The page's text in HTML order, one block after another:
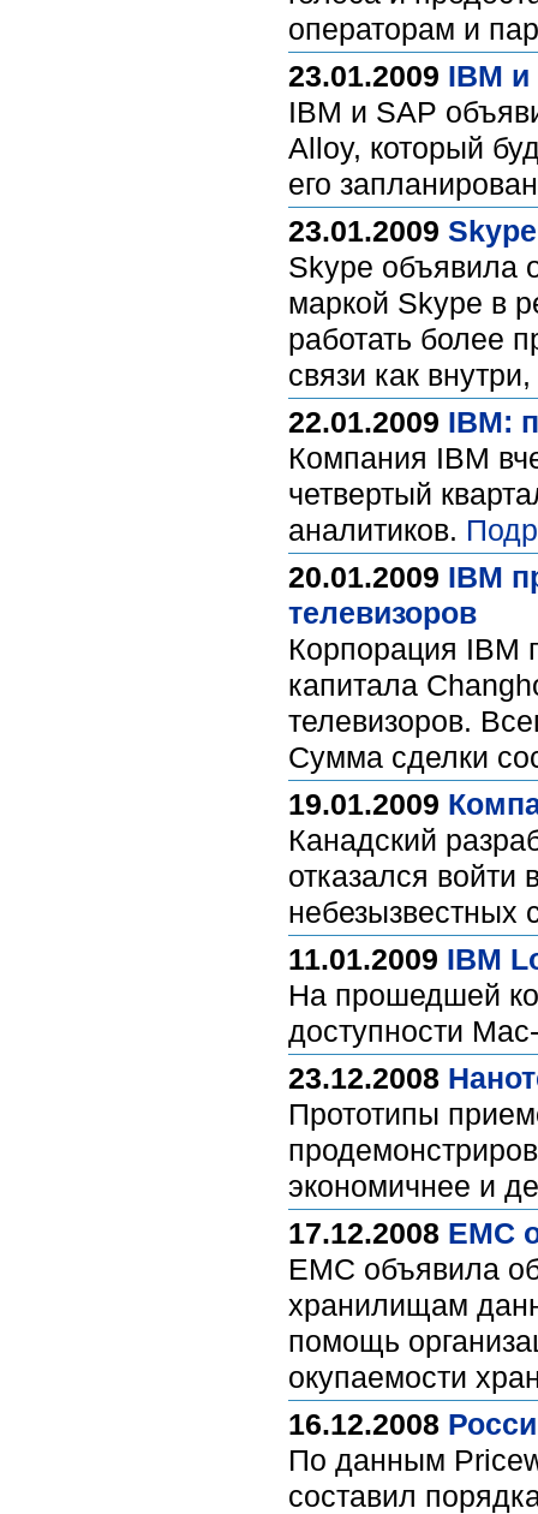
операторам и
23.01.2009 IBM
IBM и SAP
Alloy, который
его
23.01.2009
Skype объявила
маркой Skype в
работать более
связи как
22.01.2009 IBM:
Компания IBM
четвертый
аналитиков.
20.01.2009 IBM
телевизоров
Корпорация IBM
капитала
телевизоров.
Сумма сделки
19.01.2009
Канадский
отказался войти
11.01.2009 IBM
На прошедшей
доступности
23.12.2008
Прототипы
экономичнее и
17.12.2008 EMC
EMC объявила
хранилищам
помощь
окупаемости
16.12.2008
По данным
составил